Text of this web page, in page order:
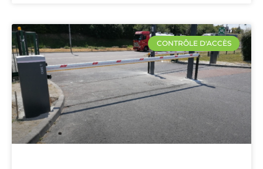
CONTRÔLE D'ACCÈS